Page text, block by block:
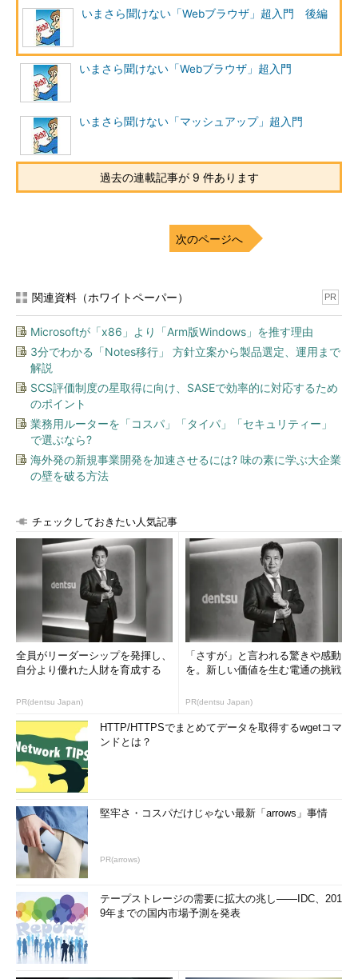
いまさら聞けない「Webブラウザ」超入門 後編
いまさら聞けない「Webブラウザ」超入門
いまさら聞けない「マッシュアップ」超入門
過去の連載記事が 9 件あります
次のページへ
関連資料（ホワイトペーパー） PR
Microsoftが「x86」より「Arm版Windows」を推す理由
3分でわかる「Notes移行」 方針立案から製品選定、運用まで
解説
SCS評価制度の星取得に向け、SASEで効率的に対応するため
のポイント
業務用ルーターを「コスパ」「タイパ」「セキュリティー」
で選ぶなら?
海外発の新規事業開発を加速させるには? 味の素に学ぶ大企業
の壁を破る方法
チェックしておきたい人気記事
全員がリーダーシップを発揮し、
自分より優れた人財を育成する
PR(dentsu Japan)
「さすが」と言われる驚きや感動
を。新しい価値を生む電通の挑戦
PR(dentsu Japan)
HTTP/HTTPSでまとめてデータを取得するwgetコマ
ンドとは？
堅牢さ・コスパだけじゃない最新「arrows」事情
PR(arrows)
テープストレージの需要に拡大の兆し――IDC、201
9年までの国内市場予測を発表